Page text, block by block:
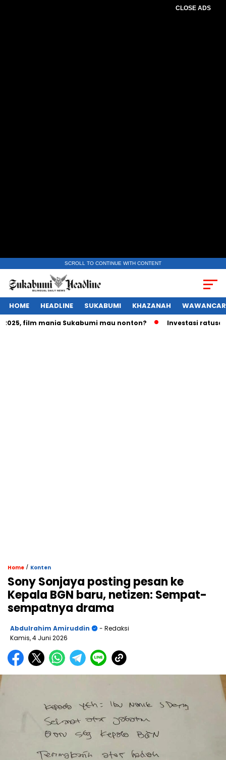
CLOSE ADS
SCROLL TO CONTINUE WITH CONTENT
HOME HEADLINE SUKABUMI KHAZANAH
film mania Sukabumi mau nonton? Investasi ratusan
Home / Konten
Sony Sonjaya posting pesan ke
Kepala BGN baru, netizen: Sempat-
sempatnya drama
Abdulrahim Amiruddin
- Redaksi
Kamis, 4 Juni 2026